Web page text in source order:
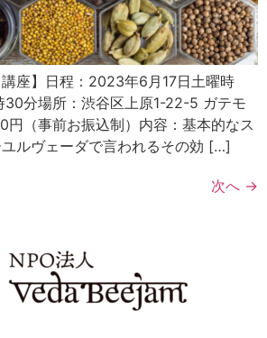
講座】日程：2023年6月17日土曜時
30分場所：渋谷区上原1-22-5 ガテモ
円（事前お振込制）内容：基本的なス
ルヴェーダで言われるその効 […]
次へ →